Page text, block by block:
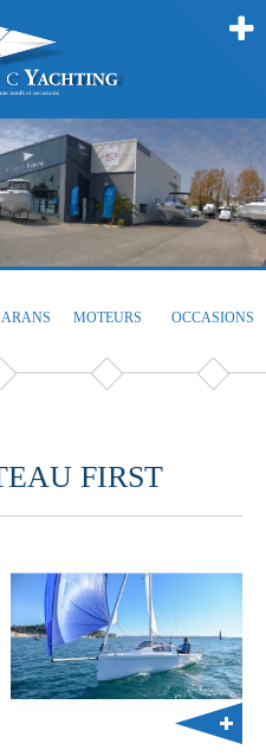
MOTEURS OCCASIONS
FIRST